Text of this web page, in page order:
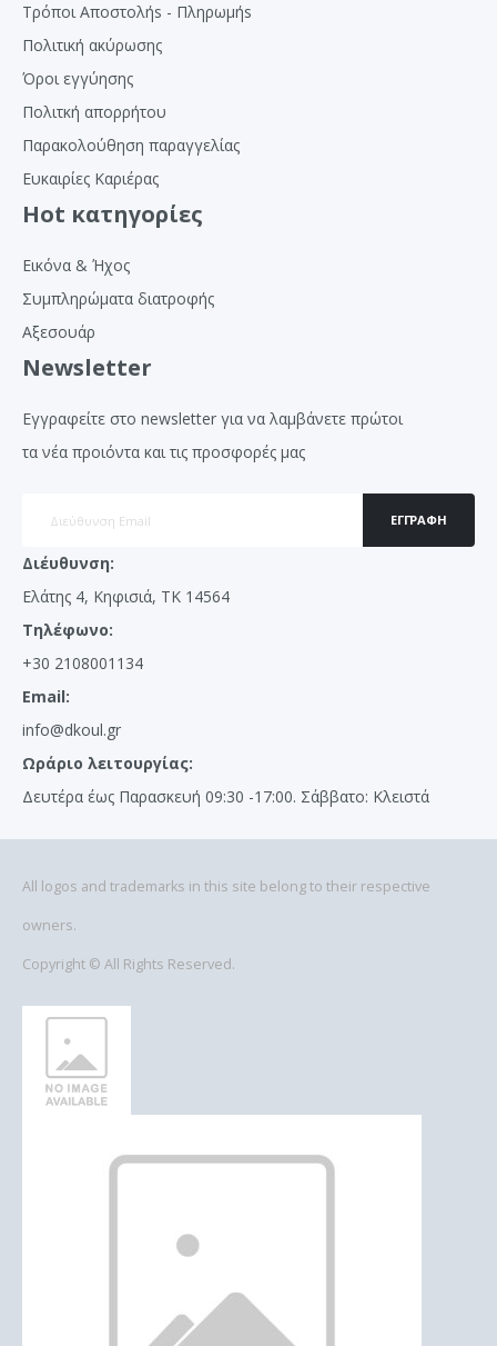
Τρόποι Αποστολήs - Πληρωμήs
Πολιτική ακύρωσης
Όροι εγγύησης
Πολιτκή απορρήτου
Παρακολούθηση παραγγελίας
Ευκαιρίες Καριέρας
Hot κατηγορίες
Εικόνα & Ήχος
Συμπληρώματα διατροφής
Αξεσουάρ
Newsletter
Εγγραφείτε στο newsletter για να λαμβάνετε πρώτοι
τα νέα προιόντα και τις προσφορές μας
ΕΓΓΡΑΦΉ
Διέυθυνση:
Ελάτης 4, Κηφισιά, ΤΚ 14564
Τηλέφωνο:
+30 2108001134
Email:
info@dkoul.gr
Ωράριο λειτουργίας:
Δευτέρα έως Παρασκευή 09:30 -17:00. Σάββατο: Κλειστά
All logos and trademarks in this site belong to their respective
owners.
Copyright © All Rights Reserved.